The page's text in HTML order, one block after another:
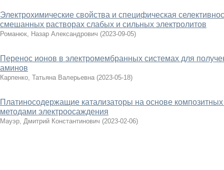
Электрохимические свойства и специфическая
смешанных растворах слабых и сильных электролитов
Романюк, Назар Александрович (2023-09-05)
Перенос ионов в электромембранных системах для
аминов
Карпенко, Татьяна Валерьевна (2023-05-18)
Платиносодержащие катализаторы на основе
методами электроосаждения
Мауэр, Дмитрий Константинович (2023-02-06)